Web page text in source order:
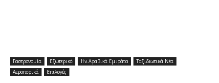
Γαστρονομία Εξωτερικό Ην.Αραβικά Εμιράτα
Ταξιδιωτικά Νέα
Αεροπορικά
Επιλογές